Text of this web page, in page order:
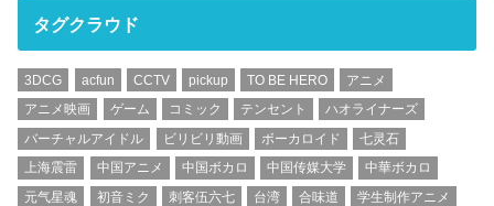
タグクラウド
3DCG acfun CCTV pickup TO BE HERO
アニメ
アニメ映画
ゲーム コミック テンセント
ハオライナーズ
バーチャルアイドル
ビリビリ動画 ボーカロイド
七灵石
上海震雷
中国アニメ 中国ボカロ 中国传媒大学
中華ボカロ
元气星魂
初音ミク 刺客伍六七 台湾 合味道
学生制作アニメ